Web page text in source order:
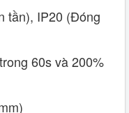
tần), IP20 (Đóng
60s và 200%